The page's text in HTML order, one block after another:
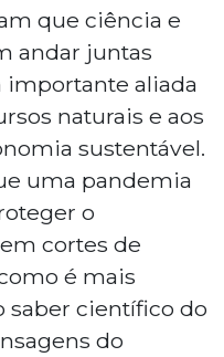
que ciência e
andar juntas
importante aliada
naturais e aos
sustentável.
uma pandemia
o
cortes de
é mais
saber científico do
do